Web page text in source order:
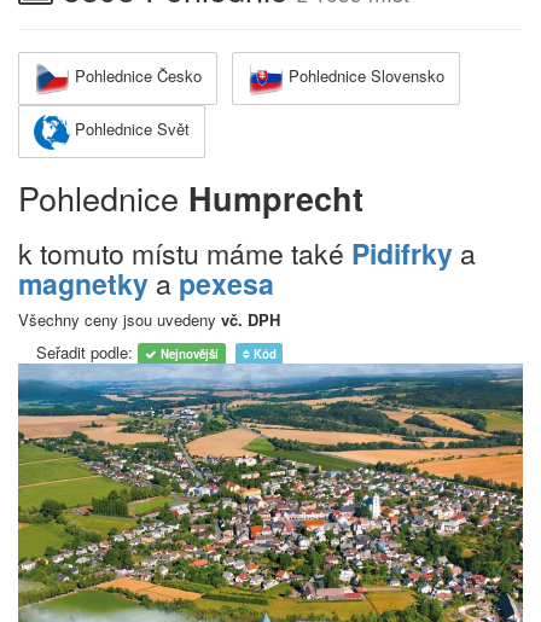
Pohlednice Česko Pohlednice Slovensko
Pohlednice Svět
Pohlednice Humprecht
k tomuto místu máme také Pidifrky a
magnetky a pexesa
Všechny ceny jsou uvedeny vč. DPH
Seřadit podle:
Nejnovější Kód